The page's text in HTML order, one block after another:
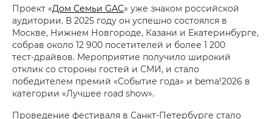
Проект «Дом Семьи GAC» уже знаком российской
аудитории. В 2025 году он успешно состоялся в
Москве, Нижнем Новгороде, Казани и Екатеринбурге,
собрав около 12 900 посетителей и более 1 200
тест‑драйвов. Мероприятие получило широкий
отклик со стороны гостей и СМИ, и стало
победителем премий «Событие года» и bema!2026 в
категории «Лучшее road show».
Проведение фестиваля в Санкт-Петербурге стало